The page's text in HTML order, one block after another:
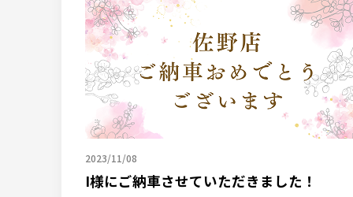
2023/11/08
I様にご納車させていただきました！